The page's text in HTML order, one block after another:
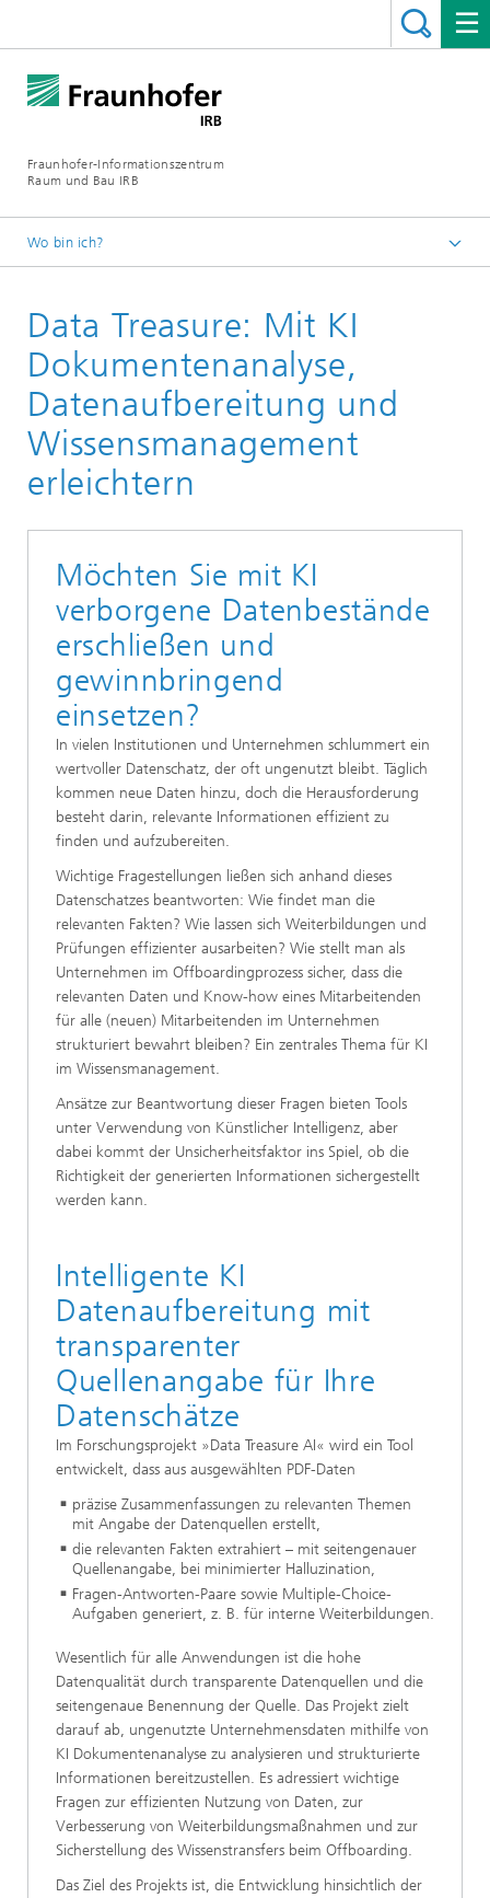
Fraunhofer-Informationszentrum
Raum und Bau IRB
Wo bin ich?
Leistungen
KI / Data Science
Data Treasure: Mit KI
Dokumentenanalyse,
Datenaufbereitung und
Wissensmanagement
erleichtern
Möchten Sie mit KI
verborgene Datenbestände
erschließen und
gewinnbringend
einsetzen?
In vielen Institutionen und Unternehmen schlummert ein
wertvoller Datenschatz, der oft ungenutzt bleibt. Täglich
kommen neue Daten hinzu, doch die Herausforderung
besteht darin, relevante Informationen effizient zu
finden und aufzubereiten.
Wichtige Fragestellungen ließen sich anhand dieses
Datenschatzes beantworten: Wie findet man die
relevanten Fakten? Wie lassen sich Weiterbildungen und
Prüfungen effizienter ausarbeiten? Wie stellt man als
Unternehmen im Offboardingprozess sicher, dass die
relevanten Daten und Know-how eines Mitarbeitenden
für alle (neuen) Mitarbeitenden im Unternehmen
strukturiert bewahrt bleiben? Ein zentrales Thema für KI
im Wissensmanagement.
Ansätze zur Beantwortung dieser Fragen bieten Tools
unter Verwendung von Künstlicher Intelligenz, aber
dabei kommt der Unsicherheitsfaktor ins Spiel, ob die
Richtigkeit der generierten Informationen sichergestellt
werden kann.
Intelligente KI
Datenaufbereitung mit
transparenter
Quellenangabe für Ihre
Datenschätze
Im Forschungsprojekt »Data Treasure AI« wird ein Tool
entwickelt, dass aus ausgewählten PDF-Daten
präzise Zusammenfassungen zu relevanten Themen
mit Angabe der Datenquellen erstellt,
die relevanten Fakten extrahiert – mit seitengenauer
Quellenangabe, bei minimierter Halluzination,
Fragen-Antworten-Paare sowie Multiple-Choice-
Aufgaben generiert, z. B. für interne Weiterbildungen.
Wesentlich für alle Anwendungen ist die hohe
Datenqualität durch transparente Datenquellen und die
seitengenaue Benennung der Quelle. Das Projekt zielt
darauf ab, ungenutzte Unternehmensdaten mithilfe von
KI Dokumentenanalyse zu analysieren und strukturierte
Informationen bereitzustellen. Es adressiert wichtige
Fragen zur effizienten Nutzung von Daten, zur
Verbesserung von Weiterbildungsmaßnahmen und zur
Sicherstellung des Wissenstransfers beim Offboarding.
Das Ziel des Projekts ist, die Entwicklung hinsichtlich der